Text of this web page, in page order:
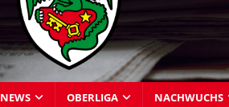
NEWS OBERLIGA NACHWUCHS